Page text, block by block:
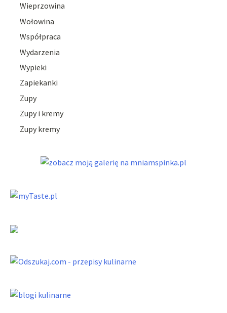
Wieprzowina
Wołowina
Współpraca
Wydarzenia
Wypieki
Zapiekanki
Zupy
Zupy i kremy
Zupy kremy